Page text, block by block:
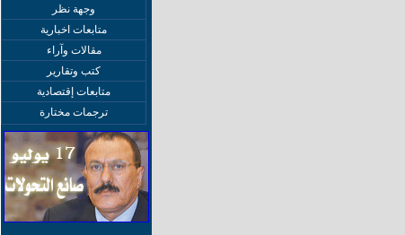
وجهة نظر
متابعات اخبارية
مقالات وآراء
كتب وتقارير
متابعات إقتصادية
ترجمات مختارة